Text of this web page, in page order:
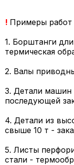
! Примеры работ
1. Борштанги
термическая
2. Валы
3. Детали машин
последующей
4. Детали из
свыше 10 т -
5. Листы
стали -